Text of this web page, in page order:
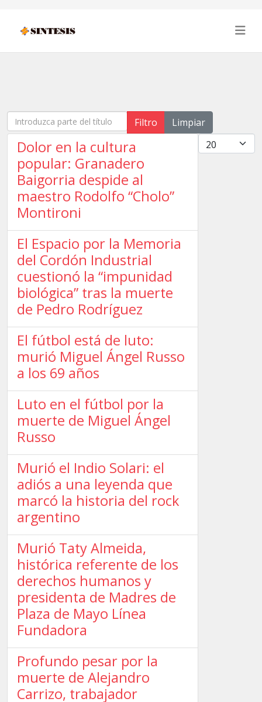
Introduzca parte del título Filtro
Limpiar
Cantidad
Dolor en la cultura
popular: Granadero
Baigorria despide al
maestro Rodolfo “Cholo”
Montironi
El Espacio por la Memoria
del Cordón Industrial
cuestionó la “impunidad
biológica” tras la muerte
de Pedro Rodríguez
El fútbol está de luto:
murió Miguel Ángel Russo
a los 69 años
Luto en el fútbol por la
muerte de Miguel Ángel
Russo
Murió el Indio Solari: el
adiós a una leyenda que
marcó la historia del rock
argentino
Murió Taty Almeida,
histórica referente de los
derechos humanos y
presidenta de Madres de
Plaza de Mayo Línea
Fundadora
Profundo pesar por la
muerte de Alejandro
Carrizo, trabajador